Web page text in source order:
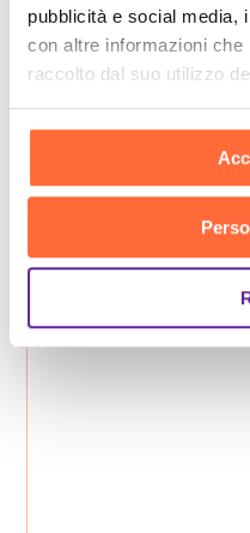
pubblicità e social media,
con altre informazioni che
raccolto dal suo utilizzo